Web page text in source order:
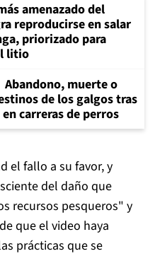
amenazado del
reproducirse en salar
priorizado para
litio
Abandono, muerte o
de los galgos tras
carreras de perros
el fallo a su favor, y
del daño que
recursos pesqueros" y
que el video haya
prácticas que se